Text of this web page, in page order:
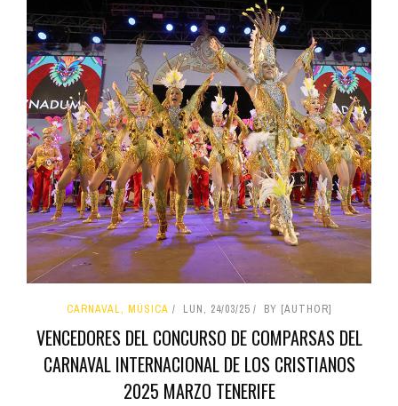
CARNAVAL, MÚSICA LUN, 24/03/25 BY [AUTHOR]
VENCEDORES DEL CONCURSO DE COMPARSAS DEL
CARNAVAL INTERNACIONAL DE LOS CRISTIANOS
2025 MARZO TENERIFE